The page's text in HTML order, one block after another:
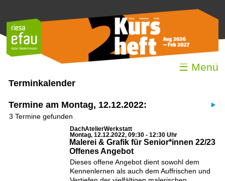
☰ Menü
Terminkalender
Termine am Montag, 12.12.2022:
3 Termine gefunden
DachAtelierWerkstatt
Montag, 12.12.2022, 09:30 - 12:30 Uhr
Malerei & Grafik für Senior*innen 22/23
Offenes Angebot
Dieses offene Angebot dient sowohl dem
Kennenlernen als auch dem Auffrischen und